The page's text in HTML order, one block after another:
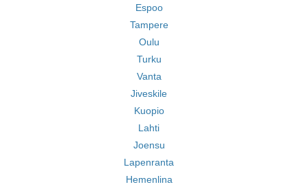
Espoo
Tampere
Oulu
Turku
Vanta
Jiveskile
Kuopio
Lahti
Joensu
Lapenranta
Hemenlina